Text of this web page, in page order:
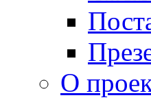
О